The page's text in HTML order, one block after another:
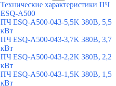
Технические характеристики ПЧ
ESQ-A500
ПЧ ESQ-A500-043-5,5K 380В, 5,5
кВт
ПЧ ESQ-A500-043-3,7K 380В, 3,7
кВт
ПЧ ESQ-A500-043-2,2K 380В, 2,2
кВт
ПЧ ESQ-A500-043-1,5K 380В, 1,5
кВт